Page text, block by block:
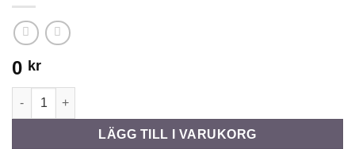
0 kr
338040 mängd
LÄGG TILL I VARUKORG